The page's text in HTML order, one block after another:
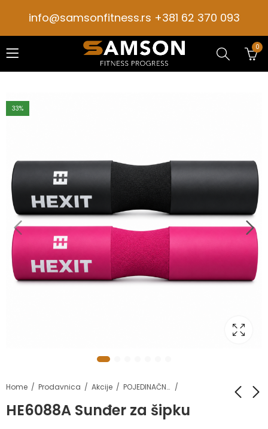
info@samsonfitness.rs +381 62 370 093
0
33%
Home Prodavnica Akcije POJEDINAČNI POPUSTI
HE6088A Sunđer za šipku